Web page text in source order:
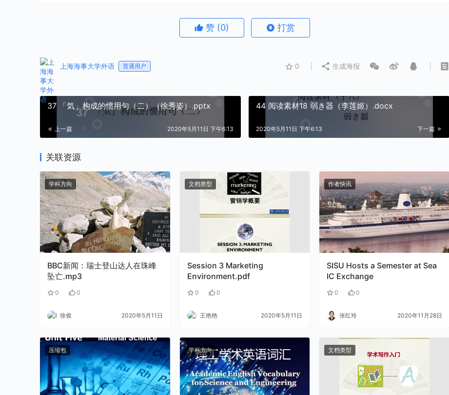
赞 (0) 打赏
上海海事大学外语 普通用户 0 生成海报
37 「気」构成的惯用句（二）（徐秀姿）.pptx
上一篇 2020年5月11日 下午6:13
44 阅读素材18 弱き器（李莲姬）.docx
下一篇
2020年5月11日 下午6:13
关联资源
学科方向
BBC新闻：瑞士登山达人在珠峰
坠亡.mp3
0 0
徐俊 2020年5月11日
文档类型
Session 3 Marketing
Environment.pdf
0 0
王艳艳 2020年5月11日
作者快讯
SISU Hosts a Semester at Sea
IC Exchange
0 0
张红玲 2020年11月28日
压缩包 学科方向 文档类型